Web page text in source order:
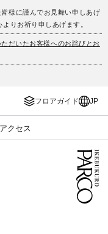
様に謹んでお見舞い申しあげ
りお祈り申しあげます。
だいたお客様へのお詫びとお
フロアガイド JP
アクセス